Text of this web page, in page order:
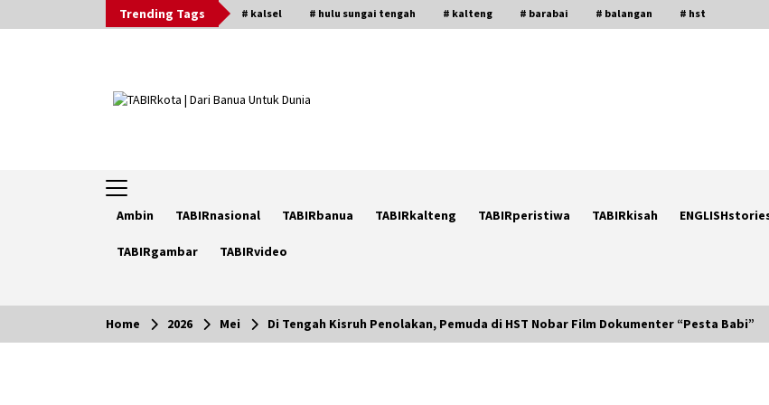
to
Trending Tags # kalsel # hulu sungai tengah # kalteng # barabai # balangan # hst
Ambin TABIRnasional TABIRbanua TABIRkalteng TABIRperistiwa TABIRkisah
TABIRgambar TABIRvideo
Trending Now
Home 2026 Mei Di Tengah Kisruh Penolakan, Pemuda di HST Nobar Film Dokumenter “Pesta Babi”